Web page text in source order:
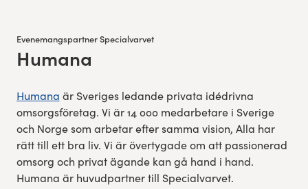
Evenemangspartner Specialvarvet
:Humana
Humana är Sveriges ledande privata idédrivna
omsorgsföretag. Vi är 14 000 medarbetare i Sverige
och Norge som arbetar efter samma vision, Alla har
rätt till ett bra liv. Vi är övertygade om att passionerad
omsorg och privat ägande kan gå hand i hand.
Humana är huvudpartner till Specialvarvet.